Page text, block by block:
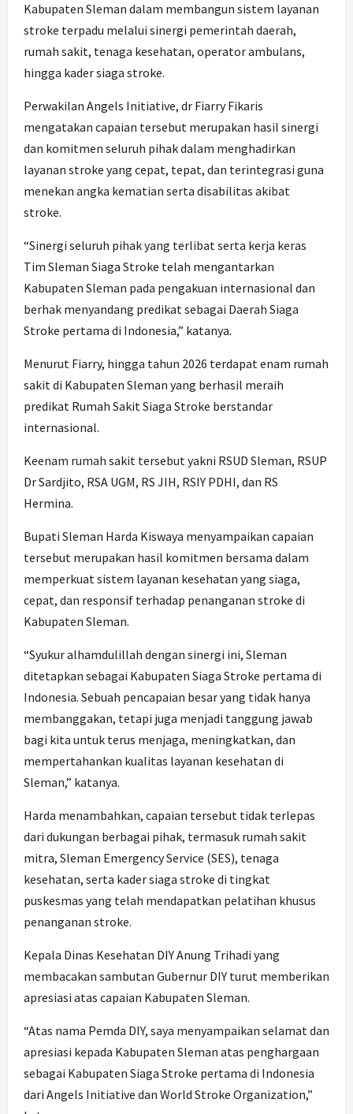
Kabupaten Sleman dalam membangun sistem layanan
stroke terpadu melalui sinergi pemerintah daerah,
rumah sakit, tenaga kesehatan, operator ambulans,
hingga kader siaga stroke.
Perwakilan Angels Initiative, dr Fiarry Fikaris
mengatakan capaian tersebut merupakan hasil sinergi
dan komitmen seluruh pihak dalam menghadirkan
layanan stroke yang cepat, tepat, dan terintegrasi guna
menekan angka kematian serta disabilitas akibat
stroke.
“Sinergi seluruh pihak yang terlibat serta kerja keras
Tim Sleman Siaga Stroke telah mengantarkan
Kabupaten Sleman pada pengakuan internasional dan
berhak menyandang predikat sebagai Daerah Siaga
Stroke pertama di Indonesia,” katanya.
Menurut Fiarry, hingga tahun 2026 terdapat enam rumah
sakit di Kabupaten Sleman yang berhasil meraih
predikat Rumah Sakit Siaga Stroke berstandar
internasional.
Keenam rumah sakit tersebut yakni RSUD Sleman, RSUP
Dr Sardjito, RSA UGM, RS JIH, RSIY PDHI, dan RS
Hermina.
Bupati Sleman Harda Kiswaya menyampaikan capaian
tersebut merupakan hasil komitmen bersama dalam
memperkuat sistem layanan kesehatan yang siaga,
cepat, dan responsif terhadap penanganan stroke di
Kabupaten Sleman.
“Syukur alhamdulillah dengan sinergi ini, Sleman
ditetapkan sebagai Kabupaten Siaga Stroke pertama di
Indonesia. Sebuah pencapaian besar yang tidak hanya
membanggakan, tetapi juga menjadi tanggung jawab
bagi kita untuk terus menjaga, meningkatkan, dan
mempertahankan kualitas layanan kesehatan di
Sleman,” katanya.
Harda menambahkan, capaian tersebut tidak terlepas
dari dukungan berbagai pihak, termasuk rumah sakit
mitra, Sleman Emergency Service (SES), tenaga
kesehatan, serta kader siaga stroke di tingkat
puskesmas yang telah mendapatkan pelatihan khusus
penanganan stroke.
Kepala Dinas Kesehatan DIY Anung Trihadi yang
membacakan sambutan Gubernur DIY turut memberikan
apresiasi atas capaian Kabupaten Sleman.
“Atas nama Pemda DIY, saya menyampaikan selamat dan
apresiasi kepada Kabupaten Sleman atas penghargaan
sebagai Kabupaten Siaga Stroke pertama di Indonesia
dari Angels Initiative dan World Stroke Organization,”